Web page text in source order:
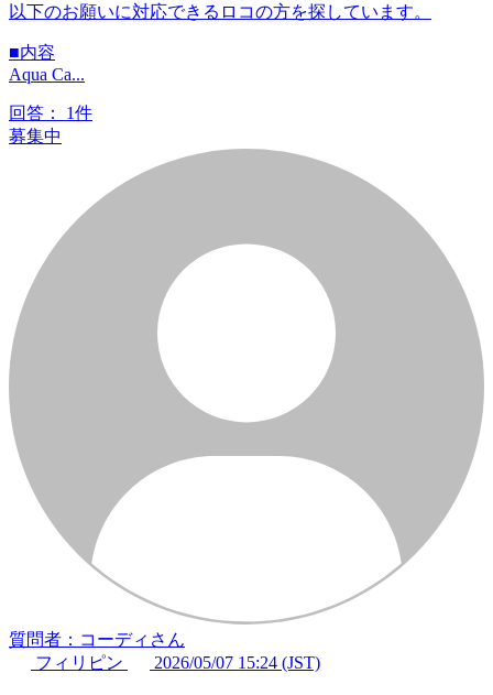
以下のお願いに対応できるロコの方を探しています。
■内容
Aqua Ca...
回答：
1件
募集中
質問者：コーディさん
フィリピン
2026/05/07 15:24 (JST)